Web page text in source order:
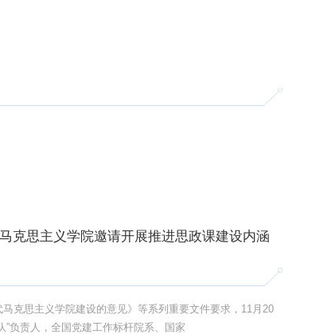
思主义学院邀请开展推进思政课建设内涵
克思主义学院建设的意见》等系列重要文件要求，11月20
负责人，全国党建工作标杆院系、国家